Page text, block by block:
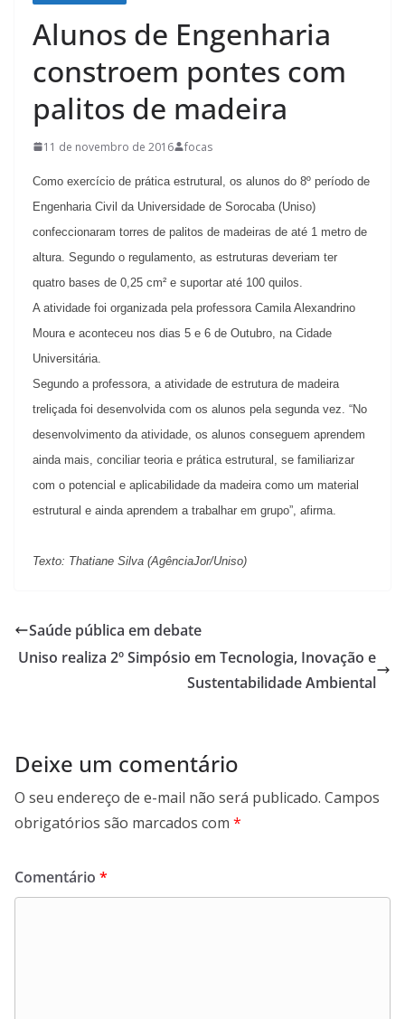
Alunos de Engenharia
constroem pontes com
palitos de madeira
11 de novembro de 2016 focas
Como exercício de prática estrutural, os alunos do 8º período de
Engenharia Civil da Universidade de Sorocaba (Uniso)
confeccionaram torres de palitos de madeiras de até 1 metro de
altura. Segundo o regulamento, as estruturas deveriam ter
quatro bases de 0,25 cm² e suportar até 100 quilos.
A atividade foi organizada pela professora Camila Alexandrino
Moura e aconteceu nos dias 5 e 6 de Outubro, na Cidade
Universitária.
Segundo a professora, a atividade de estrutura de madeira
treliçada foi desenvolvida com os alunos pela segunda vez. “No
desenvolvimento da atividade, os alunos conseguem aprendem
ainda mais, conciliar teoria e prática estrutural, se familiarizar
com o potencial e aplicabilidade da madeira como um material
estrutural e ainda aprendem a trabalhar em grupo”, afirma.
Texto: Thatiane Silva (AgênciaJor/Uniso)
Saúde pública em debate
Uniso realiza 2º Simpósio em Tecnologia, Inovação e
Sustentabilidade Ambiental
Deixe um comentário
O seu endereço de e-mail não será publicado. Campos
obrigatórios são marcados com *
Comentário *